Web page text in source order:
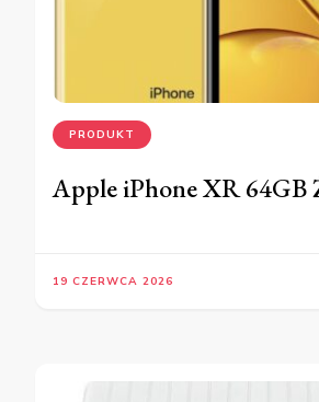
PRODUKT
Apple iPhone XR 64GB
19 CZERWCA 2026